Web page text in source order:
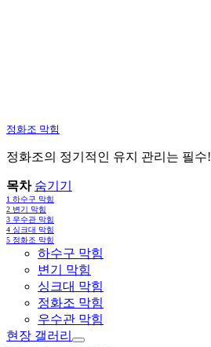
정화조 막힘
정화조의 정기적인 유지 관리는 필수!
목차 숨기기
1 하수구 막힘
2 변기 막힘
3 우수관 막힘
4 싱크대 막힘
5 정화조 막힘
하수구 막힘
변기 막힘
싱크대 막힘
정화조 막힘
우수관 막힘
현장 갤러리